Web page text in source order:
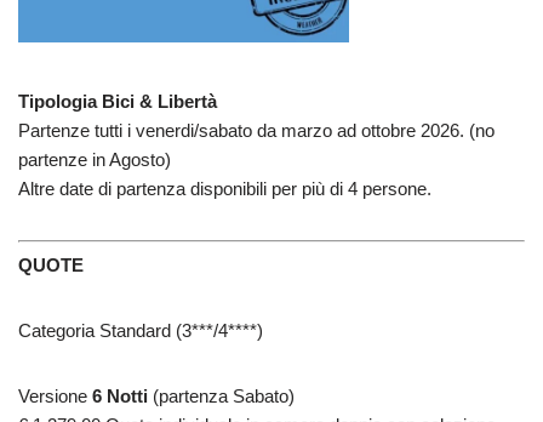
Tipologia Bici & Libertà
Partenze tutti i venerdi/sabato da marzo ad ottobre 2026. (no
partenze in Agosto)
Altre date di partenza disponibili per più di 4 persone.
QUOTE
Categoria Standard (3***/4****)
Versione 6 Notti (partenza Sabato)